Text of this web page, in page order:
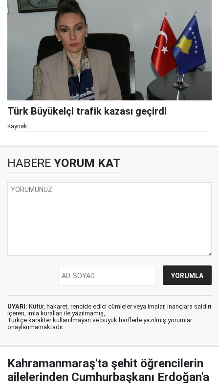
Türk Büyükelçi trafik kazası geçirdi
Kaynak:
HABERE YORUM KAT
UYARI: Küfür, hakaret, rencide edici cümleler veya imalar, inançlara saldırı
içeren, imla kuralları ile yazılmamış,
Türkçe karakter kullanılmayan ve büyük harflerle yazılmış yorumlar
onaylanmamaktadır.
Kahramanmaraş'ta şehit öğrencilerin
ailelerinden Cumhurbaşkanı Erdoğan'a